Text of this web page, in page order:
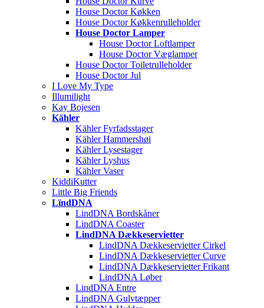
House Doctor Køkken
House Doctor Køkkenrulleholder
House Doctor Lamper
House Doctor Loftlamper
House Doctor Væglamper
House Doctor Toiletrulleholder
House Doctor Jul
I Love My Type
Illumilight
Kay Bojesen
Kähler
Kähler Fyrfadsstager
Kähler Hammershøi
Kähler Lysestager
Kähler Lyshus
Kähler Vaser
KiddiKutter
Little Big Friends
LïndDNA
LindDNA Bordskåner
LindDNA Coaster
LindDNA Dækkeservietter
LindDNA Dækkeservietter Cirkel
LindDNA Dækkeservietter Curve
LindDNA Dækkeservietter Frikant
LindDNA Løber
LindDNA Entre
LindDNA Gulvtæpper